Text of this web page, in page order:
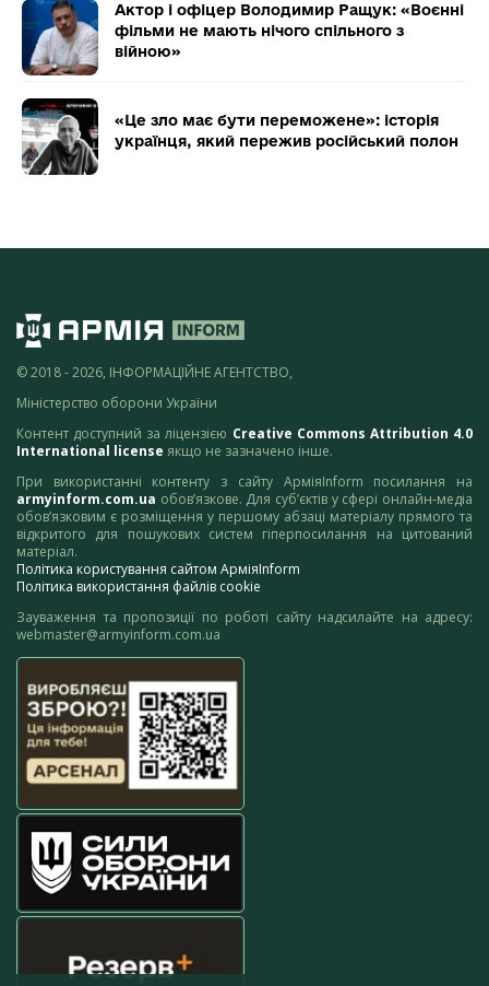
Актор і офіцер Володимир Ращук: «Воєнні
фільми не мають нічого спільного з
війною»
«Це зло має бути переможене»: історія
українця, який пережив російський полон
© 2018 - 2026, ІНФОРМАЦІЙНЕ АГЕНТСТВО,
Міністерство оборони України
Контент доступний за ліцензією Creative Commons Attribution 4.0
International license якщо не зазначено інше.
При використанні контенту з сайту АрміяInform посилання на
armyinform.com.ua обов’язкове. Для суб’єктів у сфері онлайн-медіа
обов’язковим є розміщення у першому абзаці матеріалу прямого та
відкритого для пошукових систем гіперпосилання на цитований
матеріал.
Політика користування сайтом АрміяInform
Політика використання файлів cookie
Зауваження та пропозиції по роботі сайту надсилайте на адресу:
webmaster@armyinform.com.ua